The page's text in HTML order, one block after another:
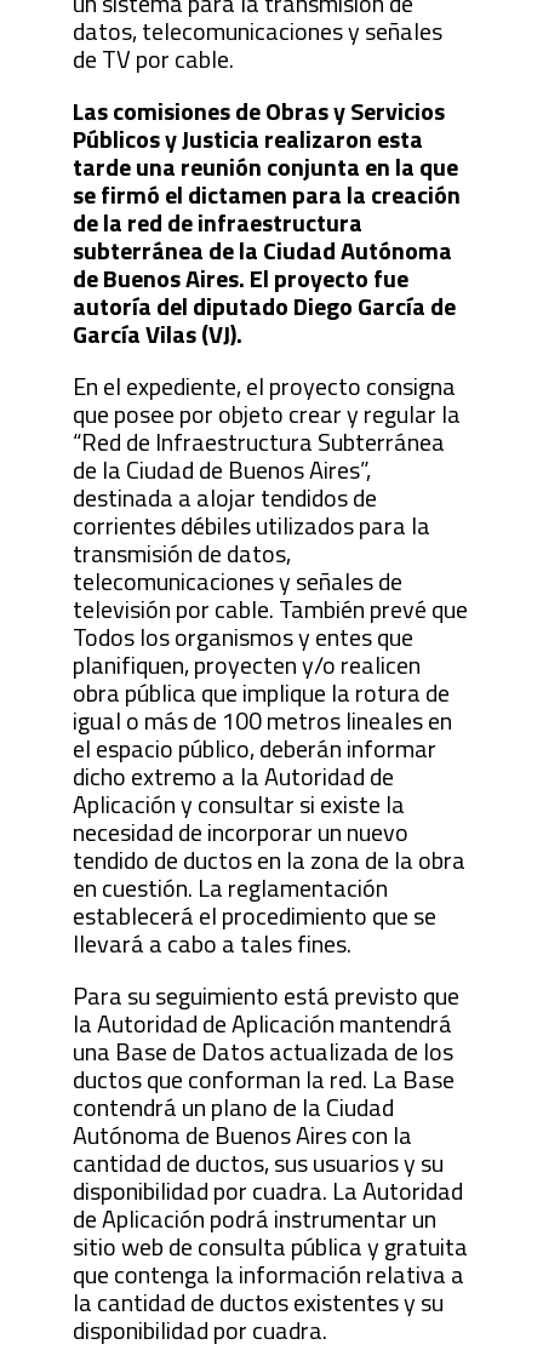
datos, telecomunicaciones y señales
de TV por cable.
Las comisiones de Obras y Servicios
Públicos y Justicia realizaron esta
tarde una reunión conjunta en la que
se firmó el dictamen para la creación
de la red de infraestructura
subterránea de la Ciudad Autónoma
de Buenos Aires. El proyecto fue
autoría del diputado Diego García de
García Vilas (VJ).
En el expediente, el proyecto consigna
que posee por objeto crear y regular la
“Red de Infraestructura Subterránea
de la Ciudad de Buenos Aires”,
destinada a alojar tendidos de
corrientes débiles utilizados para la
transmisión de datos,
telecomunicaciones y señales de
televisión por cable. También prevé que
Todos los organismos y entes que
planifiquen, proyecten y/o realicen
obra pública que implique la rotura de
igual o más de 100 metros lineales en
el espacio público, deberán informar
dicho extremo a la Autoridad de
Aplicación y consultar si existe la
necesidad de incorporar un nuevo
tendido de ductos en la zona de la obra
en cuestión. La reglamentación
establecerá el procedimiento que se
llevará a cabo a tales fines.
Para su seguimiento está previsto que
la Autoridad de Aplicación mantendrá
una Base de Datos actualizada de los
ductos que conforman la red. La Base
contendrá un plano de la Ciudad
Autónoma de Buenos Aires con la
cantidad de ductos, sus usuarios y su
disponibilidad por cuadra. La Autoridad
de Aplicación podrá instrumentar un
sitio web de consulta pública y gratuita
que contenga la información relativa a
la cantidad de ductos existentes y su
disponibilidad por cuadra.